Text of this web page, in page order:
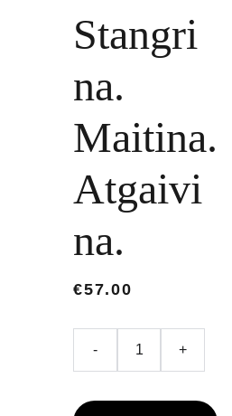
Stangri
na.
Maitina.
Atgaivi
na.
€57.00
- +